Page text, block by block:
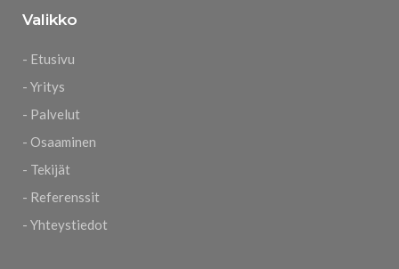
Valikko
- Etusivu
- Yritys
- Palvelut
- Osaaminen
- Tekijät
- Referenssit
- Yhteystiedot